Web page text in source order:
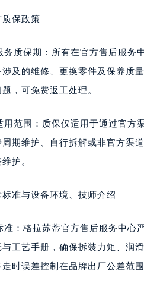
保政策
务质保期：所有在官方售后服务
及的维修、更换零件及保养质
，可免费返工处理。
用范围：质保仅适用于通过官方
周期维护、自行拆解或非官方渠
护。
标准与设备环境、技师介绍
准：格拉苏蒂官方售后服务中心
工艺手册，确保拆装力矩、润
时误差控制在品牌出厂公差范围